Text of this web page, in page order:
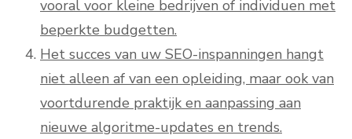
vooral voor kleine bedrijven of individuen met
beperkte budgetten.
Het succes van uw SEO-inspanningen hangt
niet alleen af ​​van een opleiding, maar ook van
voortdurende praktijk en aanpassing aan
nieuwe algoritme-updates en trends.